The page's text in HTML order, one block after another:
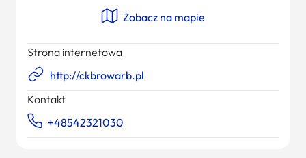
Zobacz na mapie
Strona internetowa
http://ckbrowarb.pl
Kontakt
+48542321030